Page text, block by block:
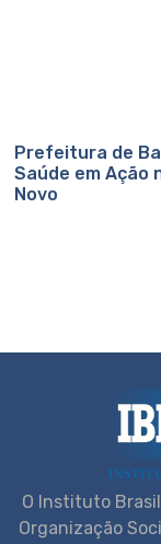
Prefeitura de
Saúde em Ação
Novo
O Instituto Brasil
Organização